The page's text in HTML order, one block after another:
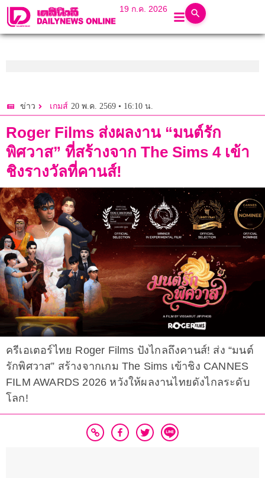
19 ก.ค. 2026
ข่าว เกมส์ 20 พ.ค. 2569 • 16:10 น.
Roger Films ส่งผลงาน “มนต์รัก
พิศวาส” ที่สร้างจาก The Sims 4 เข้า
ชิงรางวัลที่คานส์!
ครีเอเตอร์ไทย Roger Films ปังไกลถึงคานส์! ส่ง “มนต์
รักพิศวาส” สร้างจากเกม The Sims เข้าชิง CANNES
FILM AWARDS 2026 หวังให้ผลงานไทยดังไกลระดับ
โลก!